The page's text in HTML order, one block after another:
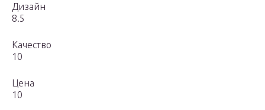
Дизайн
8.5
Качество
10
Цена
10